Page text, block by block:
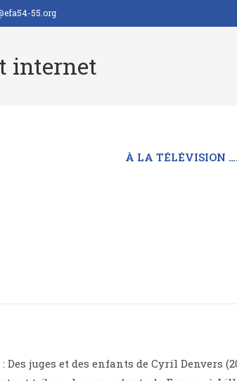
55.org
internet
À LA TÉLÉVISION ….
Des juges et des enfants de Cyril Denvers